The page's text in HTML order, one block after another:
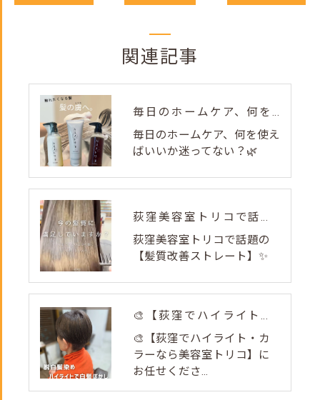
関連記事
毎日のホームケア、何を使えばいいか迷ってない？🌿
毎日のホームケア、何を使え
ばいいか迷ってない？🌿
荻窪美容室トリコで話題の【髪質改善ストレート】✨
荻窪美容室トリコで話題の
【髪質改善ストレート】✨
🎨【荻窪でハイライト・カラーなら美容室トリコ】にお任せくださ...
🎨【荻窪でハイライト・カ
ラーなら美容室トリコ】に
お任せくださ...